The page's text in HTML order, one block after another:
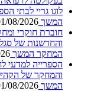
לוגו גריי לבתי
המשך 08/2026, 05:00
חוברת חוקרי
והחדשנות של
המחקר המשך
הספרייה למדעי
והמחקר של
המשך 08/2026, 05:00